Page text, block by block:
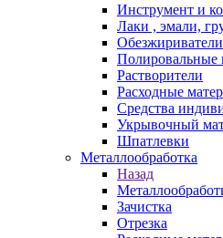
Инструмент и
Лаки , эмали,
Обезжириватели
Полировальные
Растворители
Расходные
Средства
Укрывочный
Шпатлевки
Металлообработка
Назад
Зачистка
Отрезка